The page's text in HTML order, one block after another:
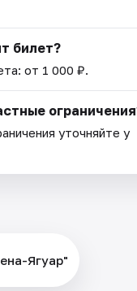
билет?
от 1 000 ₽.
уточняйте у
Ягуар"